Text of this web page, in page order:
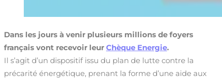
Dans les jours à venir plusieurs millions de foyers
français vont recevoir leur Chèque Energie.
Il s’agit d’un dispositif issu du plan de lutte contre la
précarité énergétique, prenant la forme d’une aide aux